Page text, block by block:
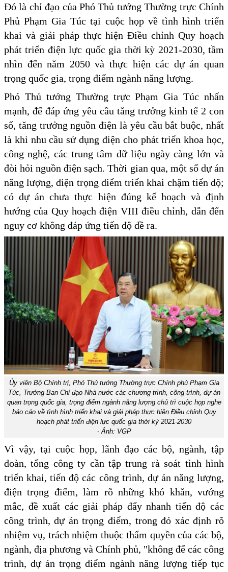
Đó là chỉ đạo của Phó Thủ tướng Thường trực Chính
Phủ Phạm Gia Túc tại cuộc họp về tình hình triển
khai và giải pháp thực hiện Điều chỉnh Quy hoạch
phát triển điện lực quốc gia thời kỳ 2021-2030, tầm
nhìn đến năm 2050 và thực hiện các dự án quan
trọng quốc gia, trọng điểm ngành năng lượng.
Phó Thủ tướng Thường trực Phạm Gia Túc nhấn
mạnh, để đáp ứng yêu cầu tăng trưởng kinh tế 2 con
số, tăng trưởng nguồn điện là yêu cầu bắt buộc, nhất
là khi nhu cầu sử dụng điện cho phát triển khoa học,
công nghệ, các trung tâm dữ liệu ngày càng lớn và
đòi hỏi nguồn điện sạch. Thời gian qua, một số dự án
năng lượng, điện trọng điểm triển khai chậm tiến độ;
có dự án chưa thực hiện đúng kế hoạch và định
hướng của Quy hoạch điện VIII điều chỉnh, dẫn đến
nguy cơ không đáp ứng tiến độ đề ra.
Ủy viên Bộ Chính trị, Phó Thủ tướng Thường trực Chính phủ Phạm Gia
Túc, Trưởng Ban Chỉ đạo Nhà nước các chương trình, công trình, dự án
quan trọng quốc gia, trọng điểm ngành năng lượng chủ trì cuộc họp nghe
báo cáo về tình hình triển khai và giải pháp thực hiện Điều chỉnh Quy
hoạch phát triển điện lực quốc gia thời kỳ 2021-2030
- Ảnh: VGP
Vì vậy, tại cuộc họp, lãnh đạo các bộ, ngành, tập
đoàn, tổng công ty cần tập trung rà soát tình hình
triển khai, tiến độ các công trình, dự án năng lượng,
điện trọng điểm, làm rõ những khó khăn, vướng
mắc, đề xuất các giải pháp đẩy nhanh tiến độ các
công trình, dự án trọng điểm, trong đó xác định rõ
nhiệm vụ, trách nhiệm thuộc thẩm quyền của các bộ,
ngành, địa phương và Chính phủ, "không để các công
trình, dự án trọng điểm ngành năng lượng tiếp tục